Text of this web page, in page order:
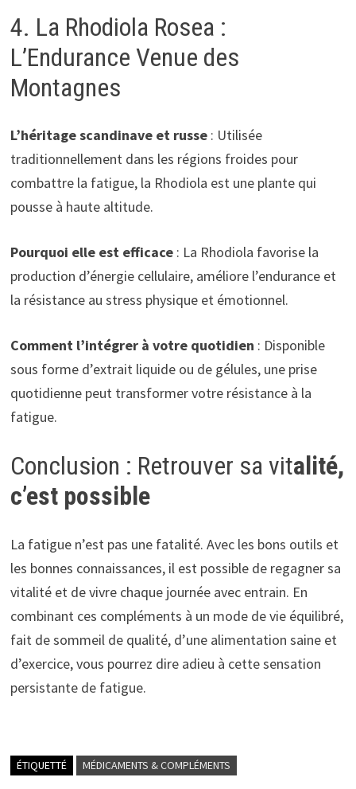
4. La Rhodiola Rosea :
L’Endurance Venue des
Montagnes
L’héritage scandinave et russe : Utilisée
traditionnellement dans les régions froides pour
combattre la fatigue, la Rhodiola est une plante qui
pousse à haute altitude.
Pourquoi elle est efficace : La Rhodiola favorise la
production d’énergie cellulaire, améliore l’endurance et
la résistance au stress physique et émotionnel.
Comment l’intégrer à votre quotidien : Disponible
sous forme d’extrait liquide ou de gélules, une prise
quotidienne peut transformer votre résistance à la
fatigue.
Conclusion : Retrouver sa vitalité,
c’est possible
La fatigue n’est pas une fatalité. Avec les bons outils et
les bonnes connaissances, il est possible de regagner sa
vitalité et de vivre chaque journée avec entrain. En
combinant ces compléments à un mode de vie équilibré,
fait de sommeil de qualité, d’une alimentation saine et
d’exercice, vous pourrez dire adieu à cette sensation
persistante de fatigue.
ÉTIQUETTÉ MÉDICAMENTS & COMPLÉMENTS